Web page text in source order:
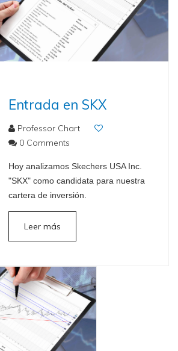
Entrada en SKX
Professor Chart
0 Comments
Hoy analizamos Skechers USA Inc.
"SKX" como candidata para nuestra
cartera de inversión.
Leer más